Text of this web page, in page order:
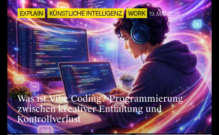
EXPLAIN KÜNSTLICHE INTELLIGENZ WORK 19. MAI 2026
Was ist Vibe Coding? Programmierung
zwischen kreativer Entfaltung und
Kontrollverlust